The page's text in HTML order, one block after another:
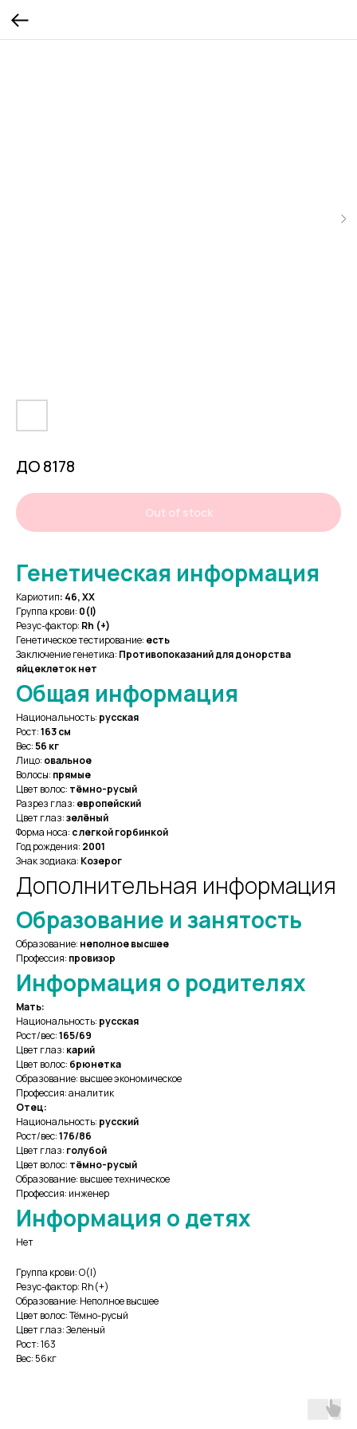
ДО 8178
Out of stock
Генетическая информация
Кариотип: 46, XX
Группа крови: 0(I)
Резус-фактор: Rh (+)
Генетическое тестирование: есть
Заключение генетика: Противопоказаний для донорства
яйцеклеток нет
Общая информация
Национальность: русская
Рост:163 см
Вес:56 кг
Лицо: овальное
Волосы: прямые
Цвет волос: тёмно-русый
Разрез глаз: европейский
Цвет глаз:зелёный
Форма носа: с легкой горбинкой
Год рождения: 2001
Знак зодиака: Козерог
Дополнительная информация
Образование и занятость
Образование: неполное высшее
Профессия: провизор
Информация о родителях
Мать:
Национальность: русская
Рост/вес:165/69
Цвет глаз: карий
Цвет волос: брюнетка
Образование: высшее экономическое
Профессия: аналитик
Отец:
Национальность: русский
Рост/вес:176/86
Цвет глаз: голубой
Цвет волос: тёмно-русый
Образование: высшее техническое
Профессия: инженер
Информация о детях
Нет
Группа крови: О(I)
Резус-фактор: Rh(+)
Образование: Неполное высшее
Цвет волос: Тёмно-русый
Цвет глаз: Зеленый
Рост: 163
Вес: 56кг